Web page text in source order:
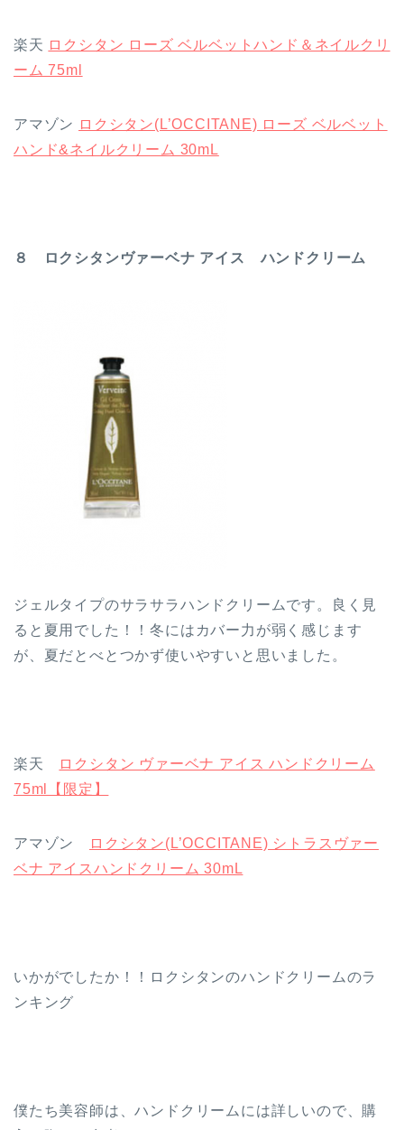
楽天 ロクシタン ローズ ベルベットハンド＆ネイルクリ
ーム 75ml
アマゾン ロクシタン(L’OCCITANE) ローズ ベルベット
ハンド&ネイルクリーム 30mL
８ ロクシタンヴァーベナ アイス ハンドクリーム
ジェルタイプのサラサラハンドクリームです。良く見
ると夏用でした！！冬にはカバー力が弱く感じます
が、夏だとべとつかず使いやすいと思いました。
楽天
ロクシタン ヴァーベナ アイス ハンドクリーム
75ml【限定】
アマゾン
ロクシタン(L’OCCITANE) シトラスヴァー
ベナ アイスハンドクリーム 30mL
いかがでしたか！！ロクシタンのハンドクリームのラ
ンキング
僕たち美容師は、ハンドクリームには詳しいので、購